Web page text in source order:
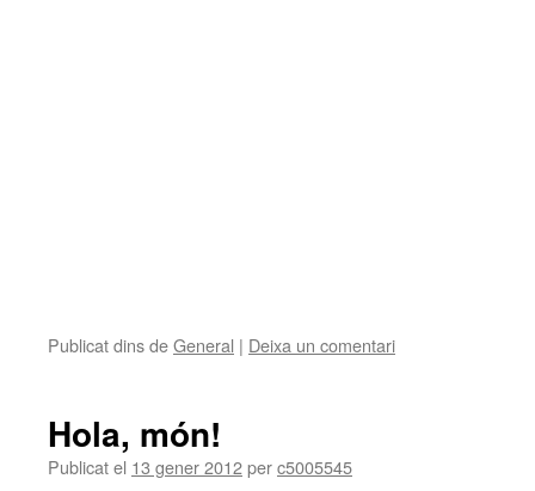
Publicat dins deGeneral | Deixa un comentari
Hola, món!
Publicat el 13 gener 2012perc5005545